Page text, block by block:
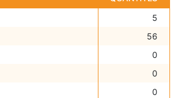
5
56
0
0
0